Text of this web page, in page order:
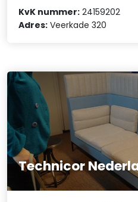
KvK nummer: 24159202
Adres: Veerkade 320
Technicor